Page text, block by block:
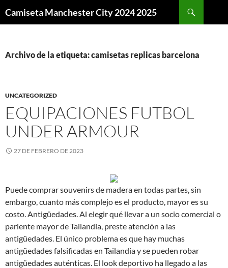
Camiseta Manchester City 2024 2025
Archivo de la etiqueta: camisetas replicas barcelona
UNCATEGORIZED
EQUIPACIONES FUTBOL
UNDER ARMOUR
27 DE FEBRERO DE 2023
Puede comprar souvenirs de madera en todas partes, sin
embargo, cuanto más complejo es el producto, mayor es su
costo. Antigüedades. Al elegir qué llevar a un socio comercial o
pariente mayor de Tailandia, preste atención a las
antigüedades. El único problema es que hay muchas
antigüedades falsificadas en Tailandia y se pueden robar
antigüedades auténticas. El look deportivo ha llegado a las